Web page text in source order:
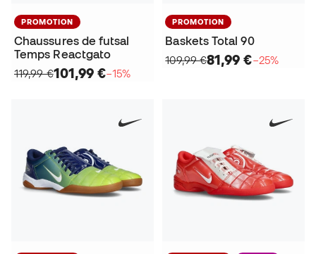
PROMOTION
Chaussures de futsal
Temps Reactgato
119,99 €101,99 €−15%
PROMOTION
Baskets Total 90
109,99 €81,99 €−25%